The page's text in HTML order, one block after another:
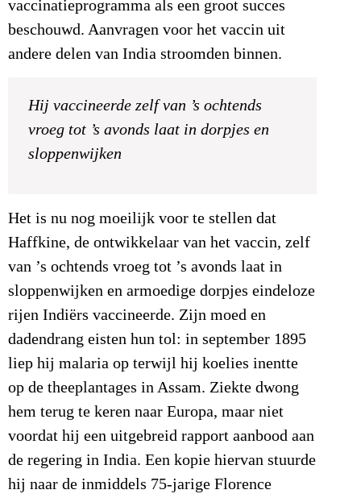
vaccinatieprogramma als een groot succes
beschouwd. Aanvragen voor het vaccin uit
andere delen van India stroomden binnen.
Hij vaccineerde zelf van ’s ochtends
vroeg tot ’s avonds laat in dorpjes en
sloppenwijken
Het is nu nog moeilijk voor te stellen dat
Haffkine, de ontwikkelaar van het vaccin, zelf
van ’s ochtends vroeg tot ’s avonds laat in
sloppenwijken en armoedige dorpjes eindeloze
rijen Indiërs vaccineerde. Zijn moed en
dadendrang eisten hun tol: in september 1895
liep hij malaria op terwijl hij koelies inentte
op de theeplantages in Assam. Ziekte dwong
hem terug te keren naar Europa, maar niet
voordat hij een uitgebreid rapport aanbood aan
de regering in India. Een kopie hiervan stuurde
hij naar de inmiddels 75-jarige Florence